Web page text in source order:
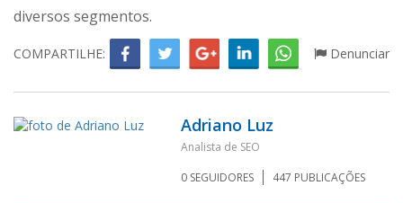
diversos segmentos.
COMPARTILHE: Denunciar
Adriano Luz
Analista de SEO
0 SEGUIDORES 447 PUBLICAÇÕES